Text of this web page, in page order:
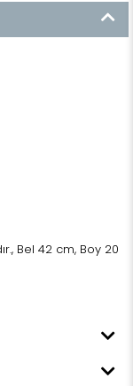
Bel 42 cm, Boy 20